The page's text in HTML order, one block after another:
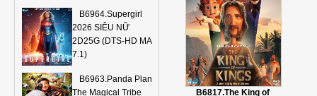
B6964.Supergirl
2026 SIÊU NỮ
2D25G (DTS-HD MA
7.1)
B6963.Panda Plan
The Magical Tribe
B6817.The King of